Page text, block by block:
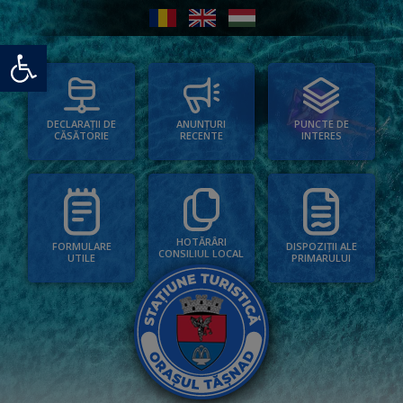
Deschide bara de unelte
DECLARAȚII DE
CĂSĂTORIE
ANUNȚURI
RECENTE
PUNCTE DE
INTERES
FORMULARE
UTILE
HOTĂRÂRI
CONSILIUL LOCAL
DISPOZIȚII ALE
PRIMARULUI